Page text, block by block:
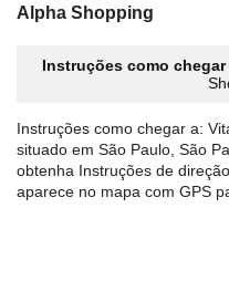
Alpha Shopping
Instruções como chegar
Instruções como chegar a:
situado em São Paulo, São
obtenha Instruções de
aparece no mapa com GPS